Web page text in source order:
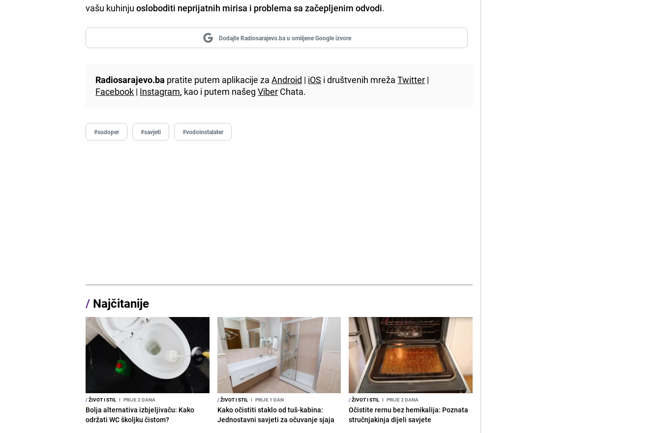
vašu kuhinjuosloboditi neprijatnih mirisa i problema sa začepljenim odvodi.
Dodajte Radiosarajevo.ba u omiljene Google izvore
Radiosarajevo.ba pratite putem aplikacije zaAndroid | iOS i društvenih mrežaTwitter |
Facebook | Instagram, kao i putem našegViber Chata.
#sudoper #savjeti #vodoinstalater
/ Najčitanije
/ŽIVOT I STIL I PRIJE 2 DANA
Bolja alternativa izbjeljivaču: Kako
održati WC školjku čistom?
/ŽIVOT I STIL I PRIJE 1 DAN
Kako očistiti staklo od tuš-kabina:
Jednostavni savjeti za očuvanje sjaja
/ŽIVOT I STIL I PRIJE 2 DANA
Očistite rernu bez hemikalija: Poznata
stručnjakinja dijeli savjete